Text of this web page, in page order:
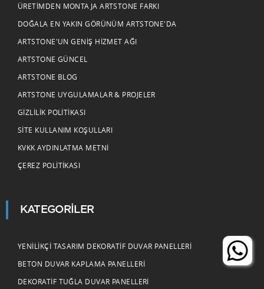
ÜRETIMDEN MONTAJA ARTSTONE FARKI
DOĞALA EN YAKIN GÖRÜNÜM ARTSTONE'DA
ARTSTONE'UN GENIŞ HIZMET AĞI
ARTSTONE GÜNCEL
ARTSTONE BLOG
ARTSTONE UYGULAMALAR & PROJELER
GIZLILIK POLITIKASI
SITE KULLANIM KOŞULLARI
KVKK AYDINLATMA METNI
ÇEREZ POLITIKASI
KATEGORILER
YENILIKÇI TASARIM DEKORATIF DUVAR PANELLERI
BETON DUVAR KAPLAMA PANELLERI
DEKORATIF TUĞLA DUVAR PANELLERI